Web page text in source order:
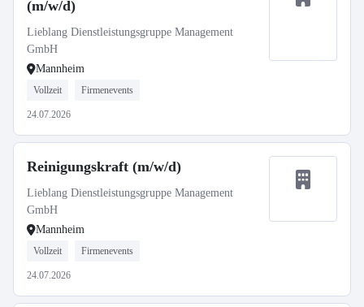
(m/w/d)
Lieblang Dienstleistungsgruppe Management
GmbH
Mannheim
Vollzeit Firmenevents
24.07.2026
Reinigungskraft (m/w/d)
Lieblang Dienstleistungsgruppe Management
GmbH
Mannheim
Vollzeit Firmenevents
24.07.2026